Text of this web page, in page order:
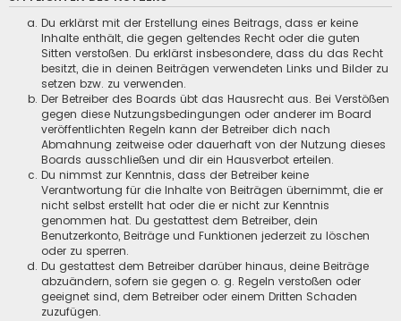
Du erklärst mit der Erstellung eines Beitrags, dass er keine
Inhalte enthält, die gegen geltendes Recht oder die guten
Sitten verstoßen. Du erklärst insbesondere, dass du das Recht
besitzt, die in deinen Beiträgen verwendeten Links und Bilder zu
setzen bzw. zu verwenden.
Der Betreiber des Boards übt das Hausrecht aus. Bei Verstößen
gegen diese Nutzungsbedingungen oder anderer im Board
veröffentlichten Regeln kann der Betreiber dich nach
Abmahnung zeitweise oder dauerhaft von der Nutzung dieses
Boards ausschließen und dir ein Hausverbot erteilen.
Du nimmst zur Kenntnis, dass der Betreiber keine
Verantwortung für die Inhalte von Beiträgen übernimmt, die er
nicht selbst erstellt hat oder die er nicht zur Kenntnis
genommen hat. Du gestattest dem Betreiber, dein
Benutzerkonto, Beiträge und Funktionen jederzeit zu löschen
oder zu sperren.
Du gestattest dem Betreiber darüber hinaus, deine Beiträge
abzuändern, sofern sie gegen o. g. Regeln verstoßen oder
geeignet sind, dem Betreiber oder einem Dritten Schaden
zuzufügen.